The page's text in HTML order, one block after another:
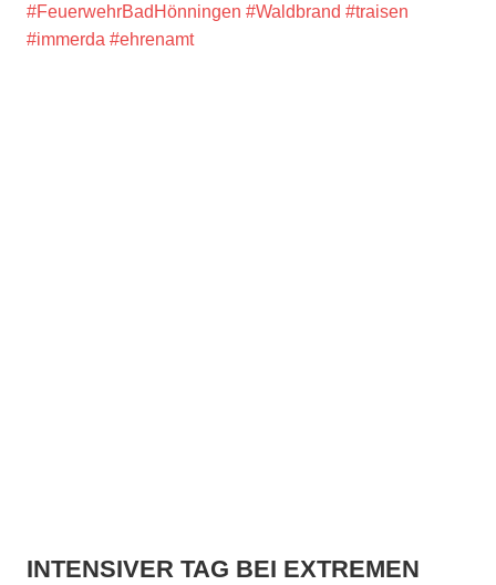
#FeuerwehrBadHönningen #Waldbrand #traisen
#immerda #ehrenamt
INTENSIVER TAG BEI EXTREMEN